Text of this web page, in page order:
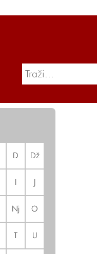
D Dž
I J
Nj O
T U